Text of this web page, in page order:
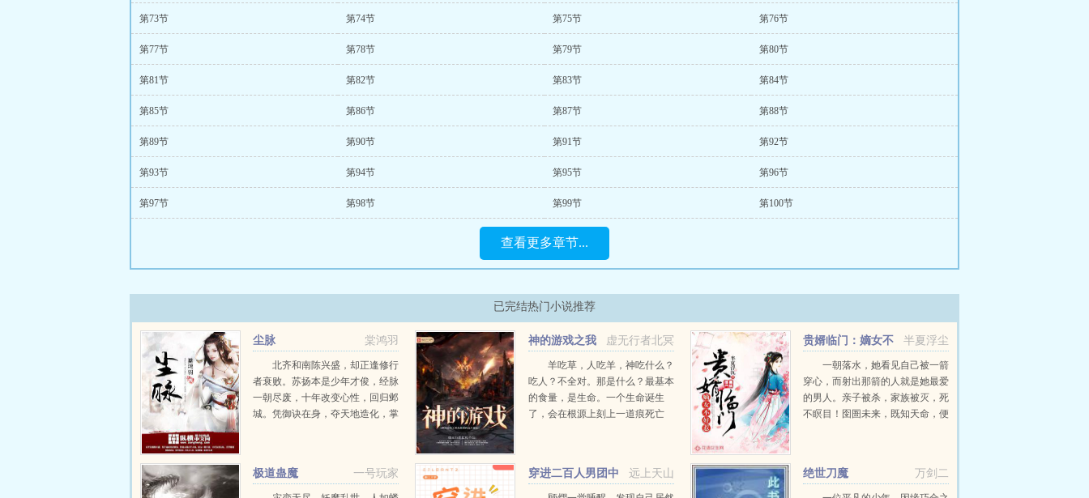
第73节 第74节 第75节 第76节
第77节 第78节 第79节 第80节
第81节 第82节 第83节 第84节
第85节 第86节 第87节 第88节
第89节 第90节 第91节 第92节
第93节 第94节 第95节 第96节
第97节 第98节 第99节 第100节
查看更多章节...
已完结热门小说推荐
棠鸿羽
尘脉
北齐和南陈兴盛，却正逢修行
者衰败。苏扬本是少年才俊，经脉
一朝尽废，十年改变心性，回归邺
城。凭御诀在身，夺天地造化，掌
虚无行者北冥
神的游戏之我
是星球的远大意志
羊吃草，人吃羊，神吃什么？
吃人？不全对。那是什么？最基本
的食量，是生命。一个生命诞生
了，会在根源上刻上一道痕死亡
的，还是政权的兴衰。一个政权...
半夏浮尘
贵婿临门：嫡女不
好惹一朝落水，她看见自己被一箭
穿心，而射出那箭的人就是她最爱
的男人。亲子被杀，家族被灭，死
不瞑目！囹圄未来，既知天命，便
一号玩家
极道蛊魔 远上天山
穿进二百人男团中 万剑二
绝世刀魔